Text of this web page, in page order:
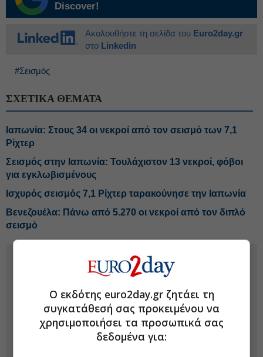
Discover!
Ακολουθήστε τη σελίδα του Euro2day.gr
στο Linkedin
#Σεισμός
ΣΧΕΤΙΚΑ ΘΕΜΑΤΑ
Ιαπωνία: Στους 34 οι νεκροί από τον σεισμό των 7,1
Ρίχτερ
Σεισμός στην Ιαπωνία: Τουλάχιστον 13 νεκροί, φόβοι
για εγκλωβισμένους
Ισχυρός σεισμός 7,1 Ρίχτερ ταρακούνησε την Ιαπωνία
Βενεζουέλα: Πάνω από 5.270 οι νεκροί από τον διπλό
σεισμό
Ο εκδότης euro2day.gr ζητάει τη
συγκατάθεσή σας προκειμένου να
χρησιμοποιήσει τα προσωπικά σας
δεδομένα για: